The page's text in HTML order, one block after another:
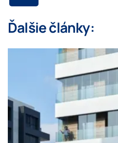
Ďalšie články: